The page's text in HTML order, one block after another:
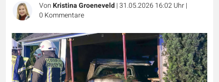
VonKristina Groeneveld|31.05.2026 16:02 Uhr|
0 Kommentare